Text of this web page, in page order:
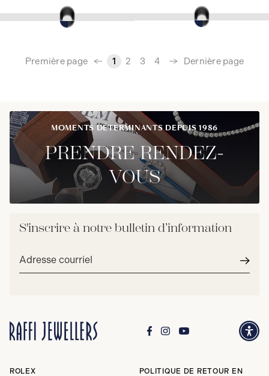
Première page ‹ 1 2 3 4 › Dernière page
MOMENTS DÉTERMINANTS DEPUIS 1986
PRENDRE RENDEZ-
VOUS
S'inscrire à notre bulletin d’information
Adresse
courriel*
ROLEX
POLITIQUE DE RETOUR EN